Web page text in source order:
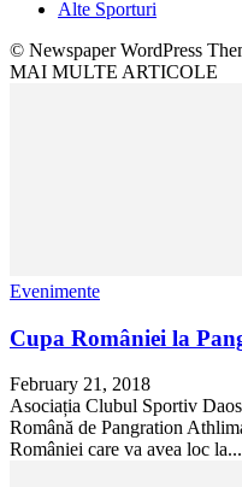
Alte Sporturi
© Newspaper WordPress
MAI MULTE ARTICOLE
Evenimente
Cupa României la
February 21, 2018
Asociația Clubul Sportiv
Română de Pangration
României care va avea loc la...